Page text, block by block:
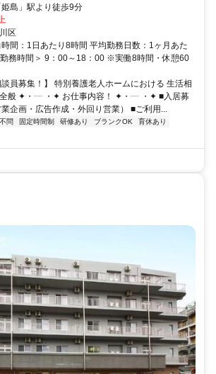
島」駅より徒歩9分
区
間：1日あたり8時間 平均勤務日数：1ヶ月あた
務時間＞ 9：00～18：00 ※実働8時間・休憩60
員募集！】 特別養護老人ホームにおける 生活相
全般 ✦・┈ ・✦ お仕事内容！ ✦・┈ ・✦ ■入居募
企画・広告作成・外回り営業） ■ご利用...
問 固定時間制 研修あり ブランクOK
育休あり